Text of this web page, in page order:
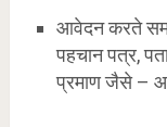
आवेदन करते
पहचान पत्र,
प्रमाण जैसे –